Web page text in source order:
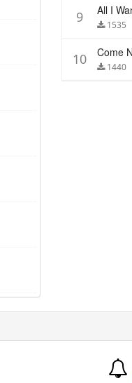
9 1535
10 1440